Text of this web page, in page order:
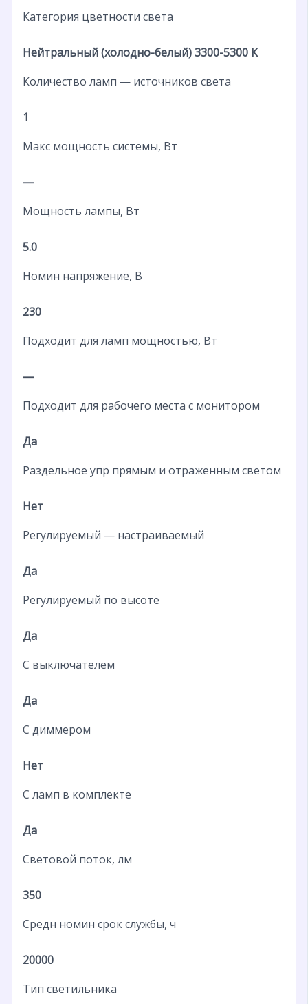
Категория цветности света
Нейтральный (холодно-белый) 3300-5300 К
Количество ламп — источников света
1
Макс мощность системы, Вт
—
Мощность лампы, Вт
5.0
Номин напряжение, В
230
Подходит для ламп мощностью, Вт
—
Подходит для рабочего места с монитором
Да
Раздельное упр прямым и отраженным светом
Нет
Регулируемый — настраиваемый
Да
Регулируемый по высоте
Да
С выключателем
Да
С диммером
Нет
С ламп в комплекте
Да
Световой поток, лм
350
Средн номин срок службы, ч
20000
Тип светильника